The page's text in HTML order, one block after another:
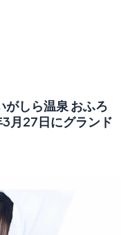
しら温泉 おふろ
月27日にグランド